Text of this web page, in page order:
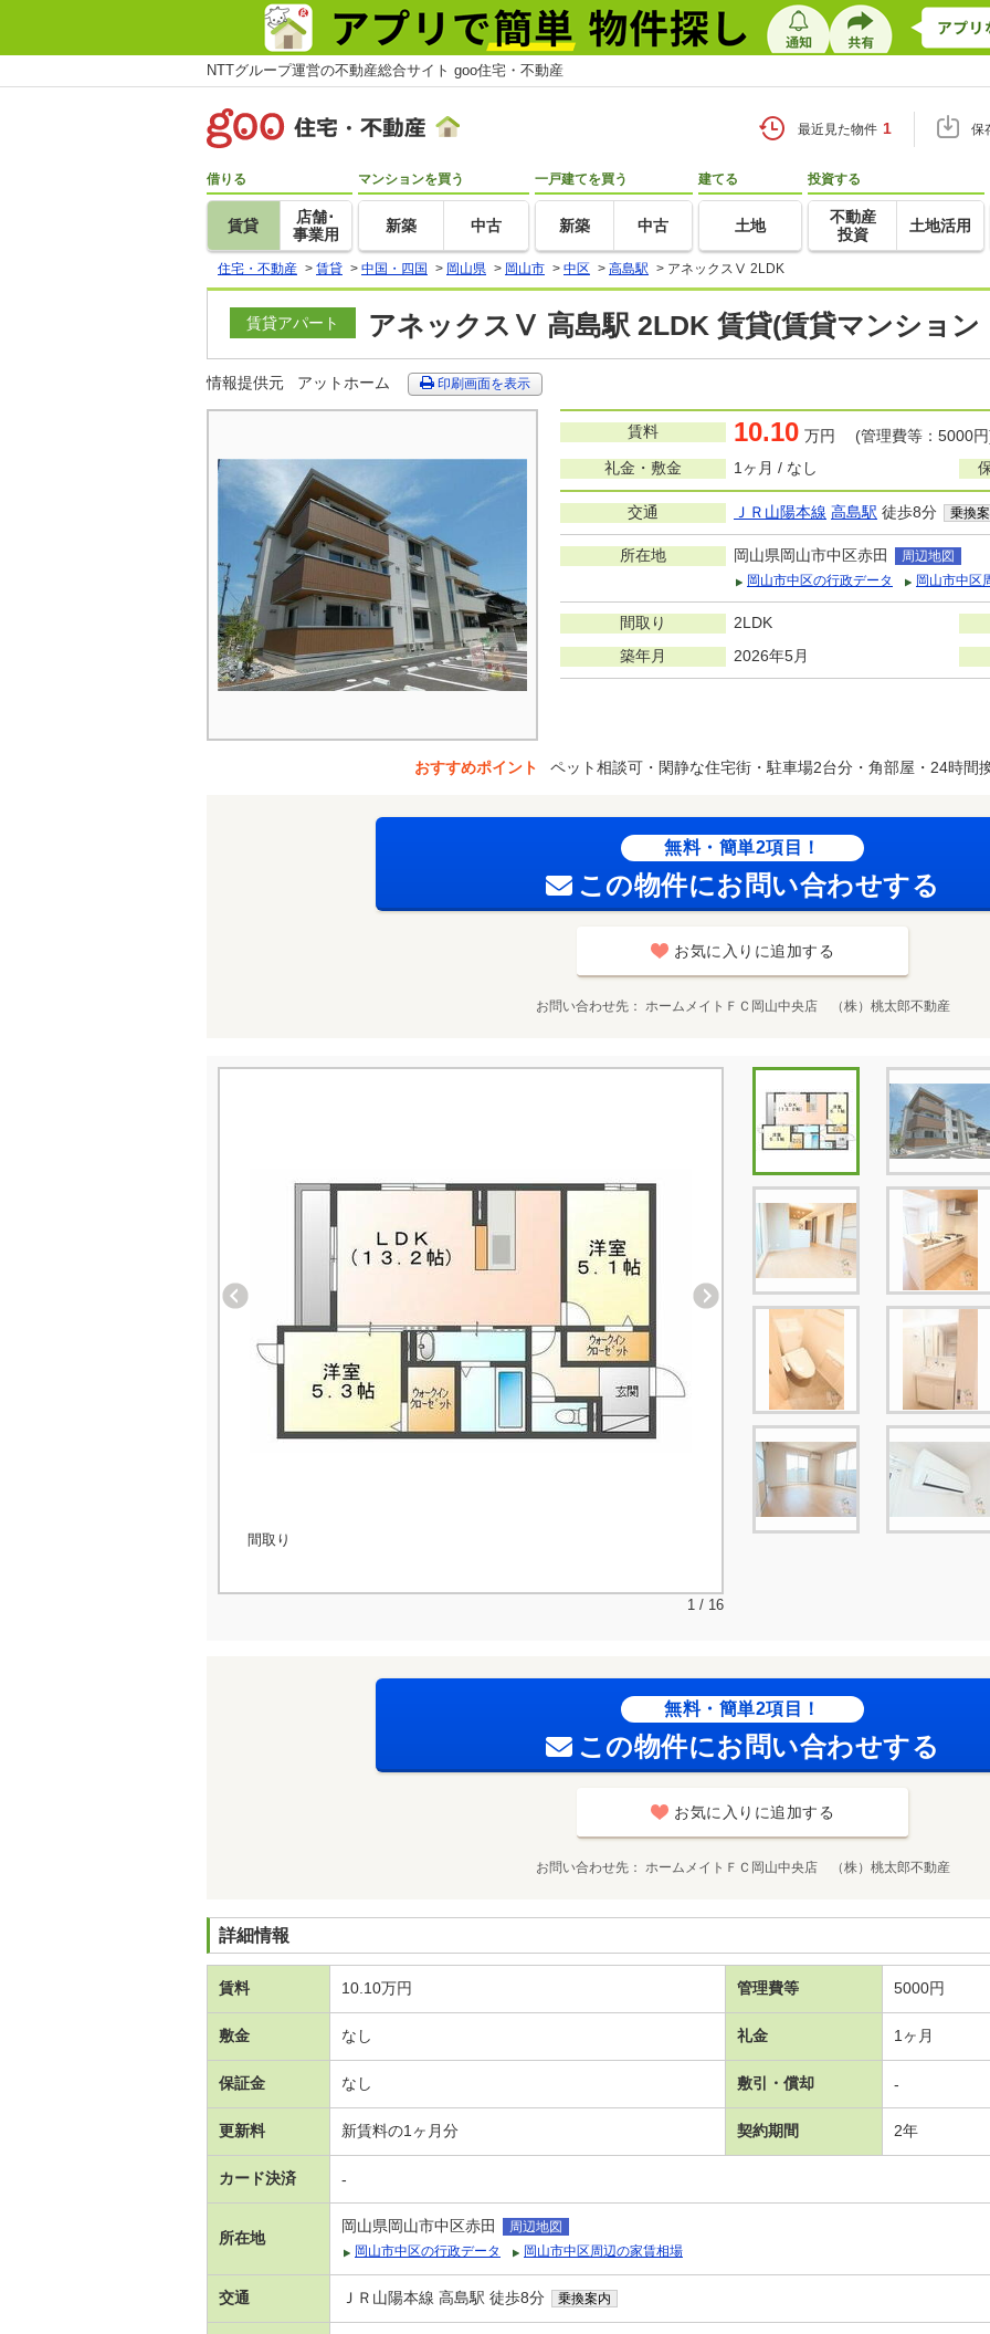
NTTグループ運営の不動産総合サイト goo住宅・不動産
最近見た物件 1 保
借りる
賃貸
店舗･
事業用
マンションを買う
新築 中古
一戸建てを買う
新築 中古
建てる
土地
投資する
不動産
投資
土地活用
住宅・不動産 > 賃貸 > 中国・四国 > 岡山県 > 岡山市 > 中区 > 高島駅 > アネックスⅤ 2LDK
賃貸アパート アネックスⅤ 高島駅 2LDK 賃貸(賃貸マンション
情報提供元 アットホーム 印刷画面を表示
賃料 10.10 万円 (管理費等：5000
礼金・敷金
1ヶ月 / なし
交通 ＪＲ山陽本線 高島駅 徒歩8分 乗換
所在地 岡山県岡山市中区赤田
周辺地図
岡山市中区の行政データ
岡山市中区
間取り
2LDK
築年月
2026年5月
おすすめポイント ペット相談可・閑静な住宅街・駐車場2台分・角部屋・24時間
無料・簡単2項目！
この物件にお問い合わせする
お気に入りに追加する
お問い合わせ先 ホームメイトＦＣ岡山中央店 （株）桃太郎不動産
間取り
1 / 16
無料・簡単2項目！
この物件にお問い合わせする
お気に入りに追加する
お問い合わせ先 ホームメイトＦＣ岡山中央店 （株）桃太郎不動産
詳細情報
賃料 10.10万円 管理費等 5000円
敷金 なし 礼金 1ヶ月
保証金 なし 敷引・償却 -
更新料 新賃料の1ヶ月分 契約期間 2年
カード決済 -
所在地
岡山県岡山市中区赤田
周辺地図
岡山市中区の行政データ
岡山市中区周辺の家賃相場
交通 ＪＲ山陽本線 高島駅 徒歩8分 乗換案内